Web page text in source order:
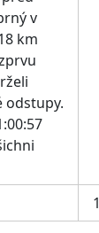
v
km
odstupy.